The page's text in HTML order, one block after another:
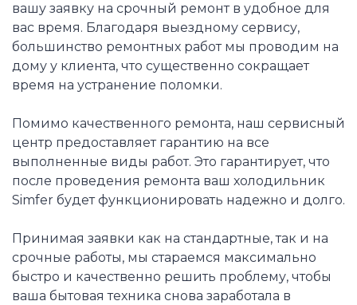
вашу заявку на срочный ремонт в удобное для
вас время. Благодаря выездному сервису,
большинство ремонтных работ мы проводим на
дому у клиента, что существенно сокращает
время на устранение поломки.
Помимо качественного ремонта, наш сервисный
центр предоставляет гарантию на все
выполненные виды работ. Это гарантирует, что
после проведения ремонта ваш холодильник
Simfer будет функционировать надежно и долго.
Принимая заявки как на стандартные, так и на
срочные работы, мы стараемся максимально
быстро и качественно решить проблему, чтобы
ваша бытовая техника снова заработала в